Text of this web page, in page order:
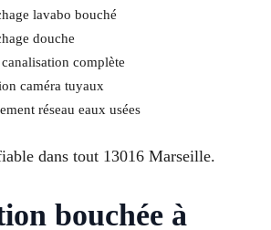
lavabo bouché
douche
complète
caméra tuyaux
réseau eaux usées
dans tout 13016 Marseille.
bouchée à